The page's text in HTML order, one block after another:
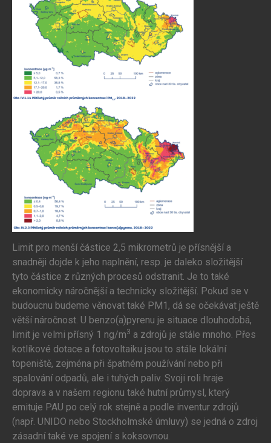
Limit pro menší částice 2,5 mikrometrů je přísnější a
snadněji dojde k jeho naplnění, resp. je daleko složitější
tyto částice z různých procesů odstranit. Je to také
ekonomicky náročnější a technicky složitější. Pokud se v
budoucnu budeme věnovat také PM1, dá se očekávat ještě
větší náročnost. U benzo(a)pyrenu je situace dlouhodobá,
limit je velmi přísný 1 ng/m3 a zdrojů je stále mnoho. Přes
kotlíkové dotace a fotovoltaiku jsou to stále lokální
topeniště, zejména při špatném používání nebo při
spalování odpadů, ale i tuhých paliv. Svoji roli hraje
doprava a v našem regionu také hutní průmysl, který
emituje PAU po celý rok stejně a podle inventur zdrojů
(např. UNIDO nebo Stockholmské úmluvy) se jedná o zdroj
zásadní také ve spojení s koksovnou.